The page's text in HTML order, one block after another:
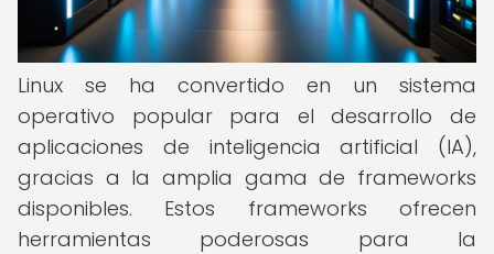
Linux se ha convertido en un sistema
operativo popular para el desarrollo de
aplicaciones de inteligencia artificial (IA),
gracias a la amplia gama de frameworks
disponibles. Estos frameworks ofrecen
herramientas poderosas para la